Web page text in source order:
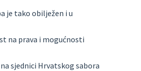
je tako obilježen i u
na prava i mogućnosti
sjednici Hrvatskog sabora